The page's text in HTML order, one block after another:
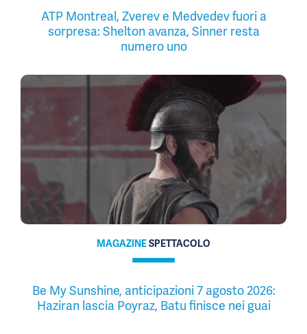
ATP Montreal, Zverev e Medvedev fuori a
sorpresa: Shelton avanza, Sinner resta
numero uno
MAGAZINESPETTACOLO
Be My Sunshine, anticipazioni 7 agosto 2026:
Haziran lascia Poyraz, Batu finisce nei guai